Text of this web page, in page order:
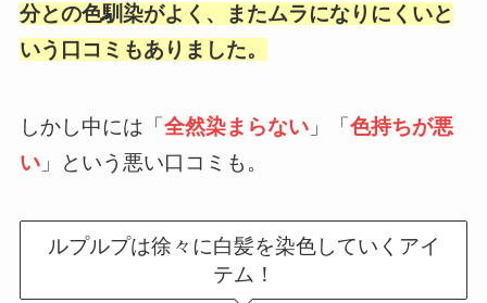
分との色馴染がよく、またムラになりにくいと
いう口コミもありました。
しかし中には「全然染まらない」「色持ちが悪
い」という悪い口コミも。
ルプルプは徐々に白髪を染色していくアイ
テム！